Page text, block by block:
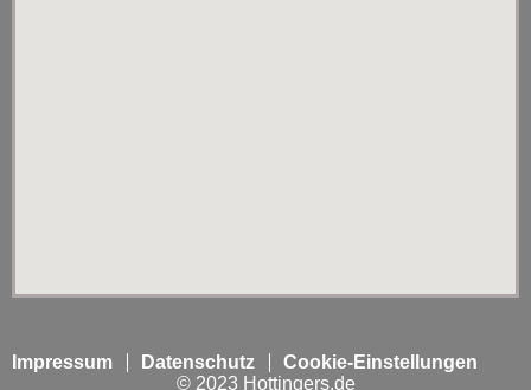
Impressum Datenschutz
Cookie-Einstellungen
© 2023 Hottingers.de